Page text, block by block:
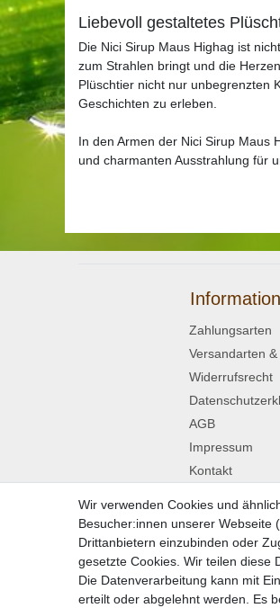
Liebevoll gestaltetes
Die Nici Sirup Maus Highag ist
zum Strahlen bringt und die
Plüschtier nicht nur unbegrenzten
Geschichten zu erleben.
In den Armen der Nici Sirup Maus
und charmanten Ausstrahlung für
Zahlungsarten
Versandarten
Widerrufsrecht
AGB
Impressum
Kontakt
Wir verwenden Cookies und
Besucher:innen unserer Webseite
Drittanbietern einzubinden oder
gesetzte Cookies. Wir teilen diese
Die Datenverarbeitung kann mit
erteilt oder abgelehnt werden. Es